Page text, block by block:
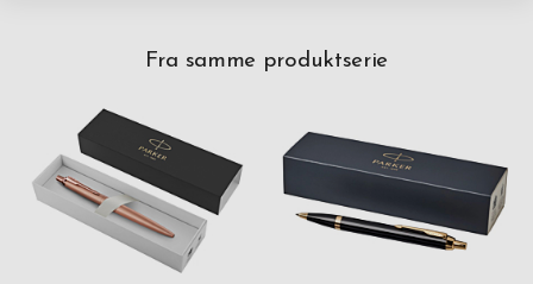
Fra samme produktserie